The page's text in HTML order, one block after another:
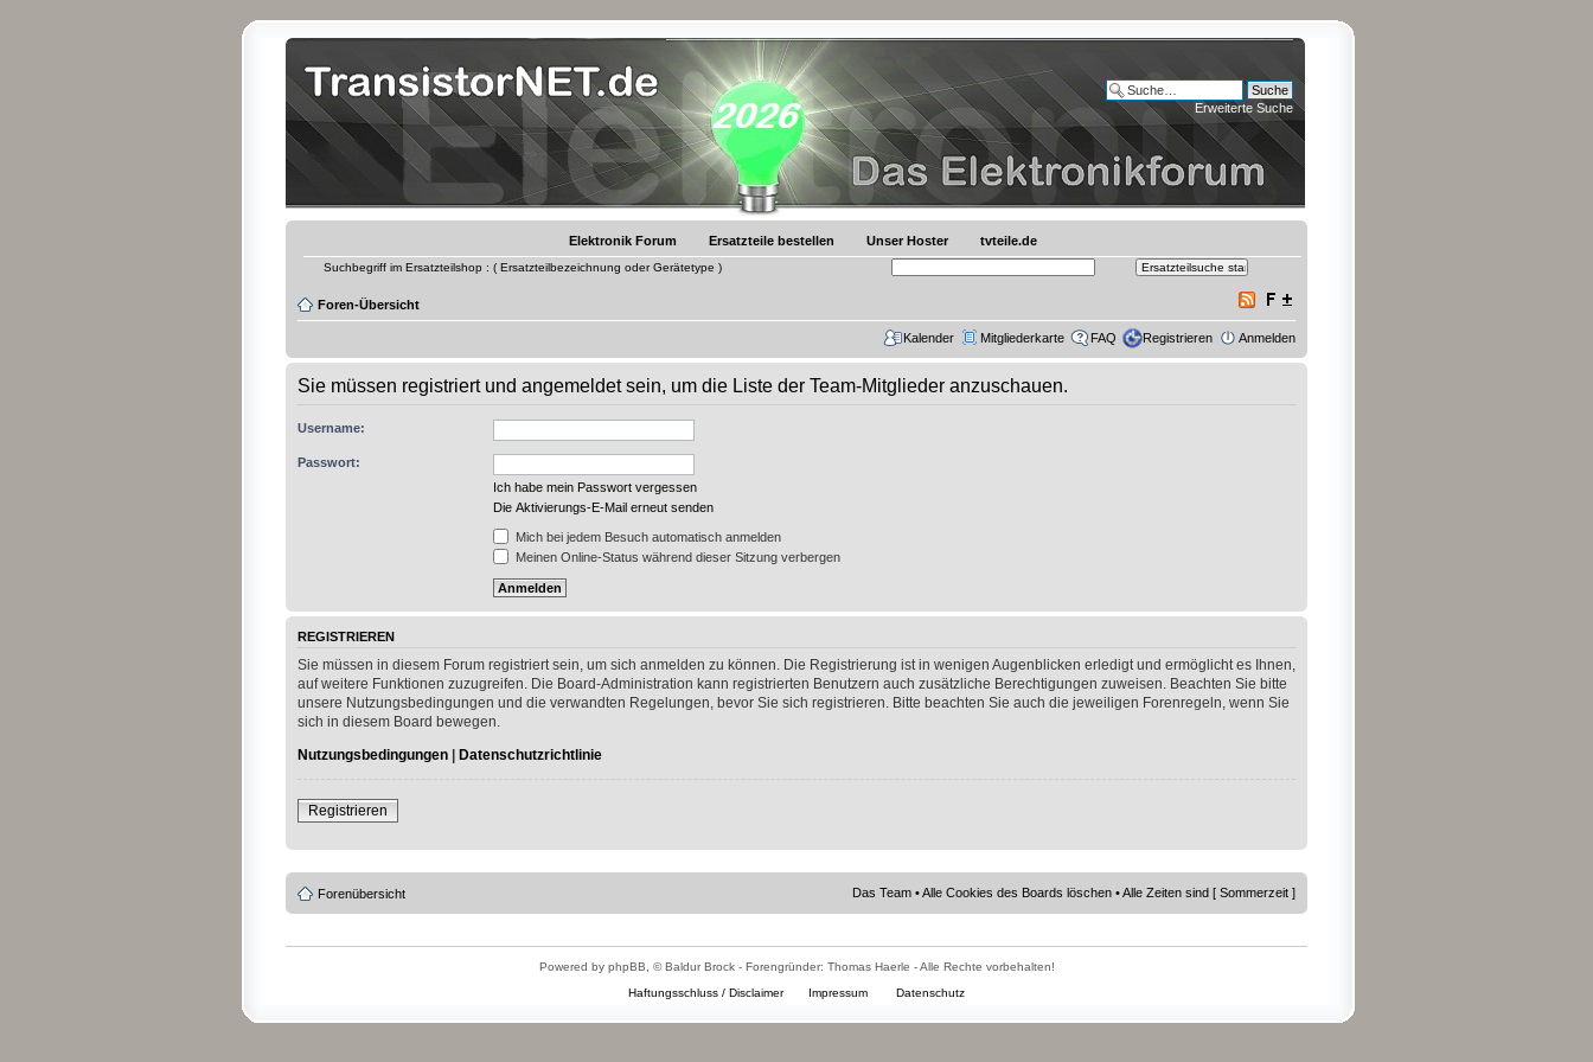
Erweiterte Suche
Elektronik Forum Ersatzteile bestellen Unser Hoster tvteile.de
Suchbegriff im Ersatzteilshop : ( Ersatzteilbezeichnung oder Gerätetype )
Foren-Übersicht
Kalender Mitgliederkarte FAQ Registrieren Anmelden
Sie müssen registriert und angemeldet sein, um die Liste der Team-Mitglieder anzuschauen.
Username:
Passwort:
Ich habe mein Passwort vergessen
Die Aktivierungs-E-Mail erneut senden
Mich bei jedem Besuch automatisch anmelden
Meinen Online-Status während dieser Sitzung verbergen
REGISTRIEREN
Sie müssen in diesem Forum registriert sein, um sich anmelden zu können. Die Registrierung ist in wenigen Augenblicken erledigt und ermöglicht es Ihnen,
auf weitere Funktionen zuzugreifen. Die Board-Administration kann registrierten Benutzern auch zusätzliche Berechtigungen zuweisen. Beachten Sie bitte
unsere Nutzungsbedingungen und die verwandten Regelungen, bevor Sie sich registrieren. Bitte beachten Sie auch die jeweiligen Forenregeln, wenn Sie
sich in diesem Board bewegen.
Nutzungsbedingungen | Datenschutzrichtlinie
Registrieren
Forenübersicht Das Team •Alle Cookies des Boards löschen • Alle Zeiten sind [ Sommerzeit ]
Powered by phpBB, © Baldur Brock - Forengründer: Thomas Haerle - Alle Rechte vorbehalten!
Haftungsschluss / Disclaimer
Impressum Datenschutz